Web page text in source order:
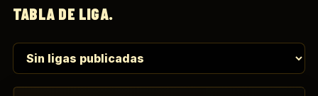
TABLA DE LIGA.